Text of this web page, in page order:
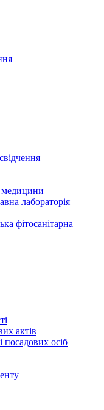
медицини
лабораторія
фітосанітарна
актів
посадових осіб